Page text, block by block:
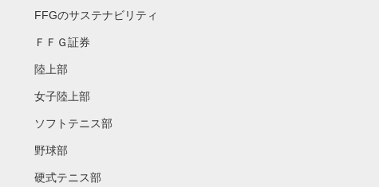
FFGのサステナビリティ
ＦＦＧ証券
陸上部
女子陸上部
ソフトテニス部
野球部
硬式テニス部